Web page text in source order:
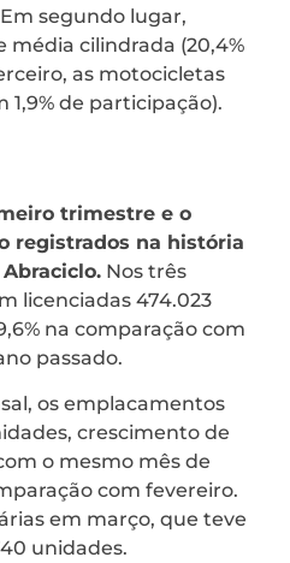
segundo lugar,
média cilindrada (20,4%
as motocicletas
de participação).
trimestre e o
registrados na história
Nos três
licenciadas 474.023
na comparação com
passado.
os emplacamentos
crescimento de
o mesmo mês de
com fevereiro.
em março, que teve
unidades.